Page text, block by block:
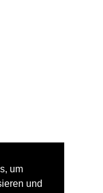
um
und